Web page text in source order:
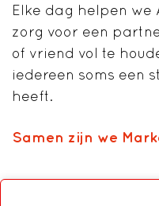
Elke dag helpen we
zorg voor een
of vriend vol te
iedereen soms een
heeft.
Samen zijn we